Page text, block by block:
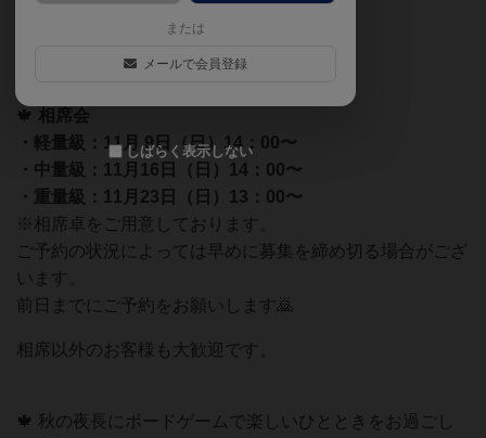
対象のゲームで遊ぶと＋1ポイントサービス
🍁 相席会
・軽量級：11月 9日（日）14：00〜
・中量級：11月16日（日）14：00〜
・重量級：11月23日（日）13：00〜
※相席卓をご用意しております。
ご予約の状況によっては早めに募集を締め切る場合がござ
います。
前日までにご予約をお願いします🙇
相席以外のお客様も大歓迎です。
🍁 秋の夜長にボードゲームで楽しいひとときをお過ごし
または
メールで会員登録
しばらく表示しない